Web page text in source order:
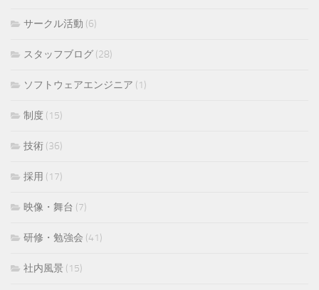
サークル活動 (6)
スタッフブログ (28)
ソフトウェアエンジニア (1)
制度 (15)
技術 (36)
採用 (17)
映像・舞台 (7)
研修・勉強会 (41)
社内風景 (15)